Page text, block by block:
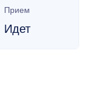
Прием
Идет